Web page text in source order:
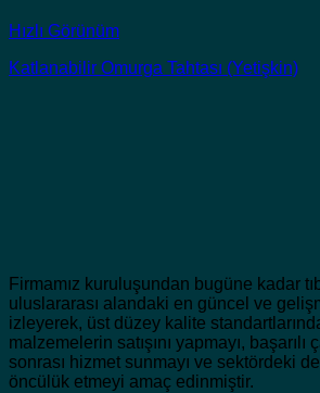
Hızlı Görünüm
Katlanabilir Omurga Tahtası (Yetişkin)
Firmamız kuruluşundan bugüne kadar
uluslararası alandaki en güncel ve
izleyerek, üst düzey kalite
malzemelerin satışını yapmayı, başarılı
sonrası hizmet sunmayı ve sektördeki
öncülük etmeyi amaç edinmiştir.